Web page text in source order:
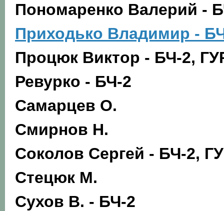
Пономаренко Валерий -
Приходько Владимир -
Процюк Виктор - БЧ-2,
Ревурко - БЧ-2
Самарцев О.
Смирнов Н.
Соколов Сергей - БЧ-2,
Стецюк М.
Сухов В. - БЧ-2